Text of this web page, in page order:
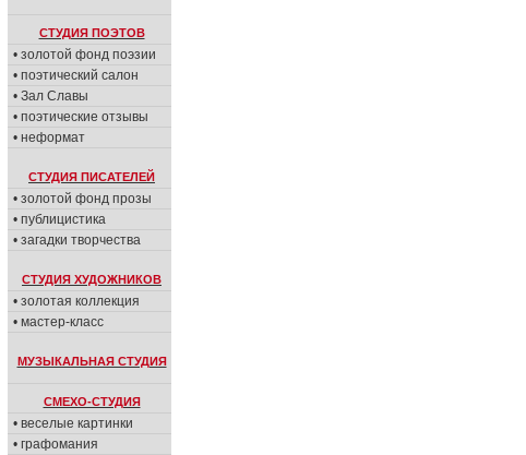
СТУДИЯ ПОЭТОВ
• золотой фонд поэзии
• поэтический салон
• Зал Славы
• поэтические отзывы
• неформат
СТУДИЯ ПИСАТЕЛЕЙ
• золотой фонд прозы
• публицистика
• загадки творчества
СТУДИЯ ХУДОЖНИКОВ
• золотая коллекция
• мастер-класс
МУЗЫКАЛЬНАЯ СТУДИЯ
СМЕХО-СТУДИЯ
• веселые картинки
• графомания